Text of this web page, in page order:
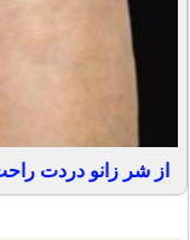
از شر زانو دردت